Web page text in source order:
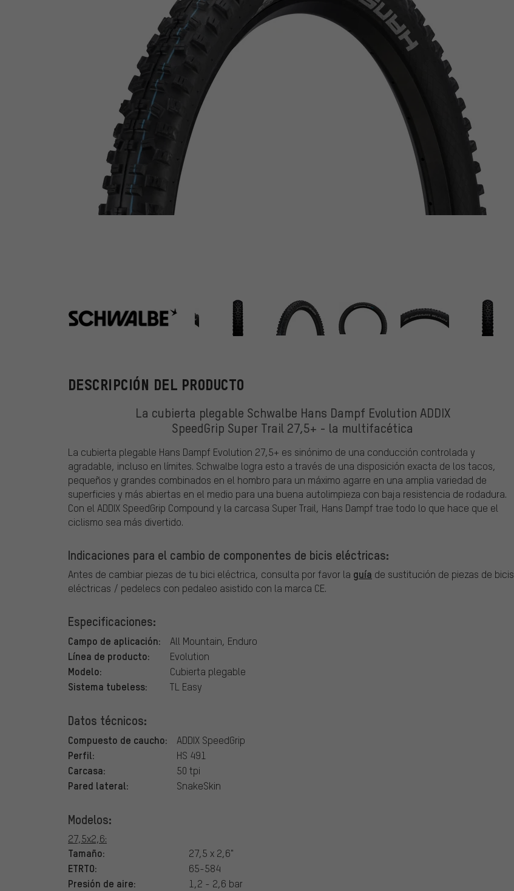
Schwalbe
DESCRIPCIÓN DEL PRODUCTO
La cubierta plegable Schwalbe Hans Dampf Evolution ADDIX
SpeedGrip Super Trail 27,5+ - la multifacética
La cubierta plegable Hans Dampf Evolution 27,5+ es sinónimo de una conducción controlada y
agradable, incluso en límites. Schwalbe logra esto a través de una disposición exacta de los tacos,
pequeños y grandes combinados en el hombro para un máximo agarre en una amplia variedad de
superficies y más abiertas en el medio para una buena autolimpieza con baja resistencia de rodadura.
Con el ADDIX SpeedGrip Compound y la carcasa Super Trail, Hans Dampf trae todo lo que hace que el
ciclismo sea más divertido.
Indicaciones para el cambio de componentes de bicis eléctricas:
Antes de cambiar piezas de tu bici eléctrica, consulta por favor la guía de sustitución de piezas de bicis
eléctricas / pedelecs con pedaleo asistido con la marca CE.
Especificaciones:
Campo de aplicación: All Mountain, Enduro
Línea de producto: Evolution
Modelo: Cubierta plegable
Sistema tubeless: TL Easy
Datos técnicos:
Compuesto de caucho: ADDIX SpeedGrip
Perfil: HS 491
Carcasa: 50 tpi
Pared lateral: SnakeSkin
Modelos:
27,5x2,6:
Tamaño: 27,5 x 2,6"
ETRTO: 65-584
Presión de aire: 1,2 - 2,6 bar